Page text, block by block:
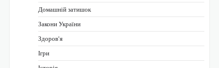
Домашній затишок
Закони України
Здоров'я
Ігри